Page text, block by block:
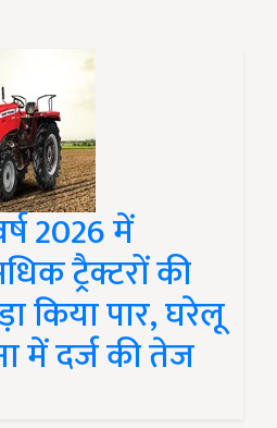
2026 में
ट्रैक्टरों की
किया पार, घरेलू
में दर्ज की तेज